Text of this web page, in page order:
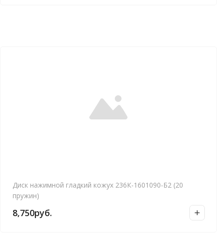
Диск нажимной гладкий кожух 236К-1601090-Б2 (20
пружин)
8,750руб.